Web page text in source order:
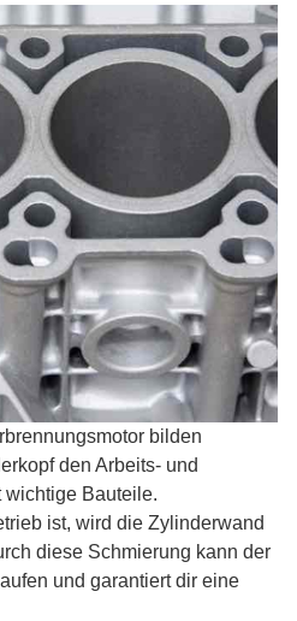
bilden
den Arbeits- und
wichtige Bauteile.
ist, wird die Zylinderwand
diese Schmierung kann der
und garantiert dir eine